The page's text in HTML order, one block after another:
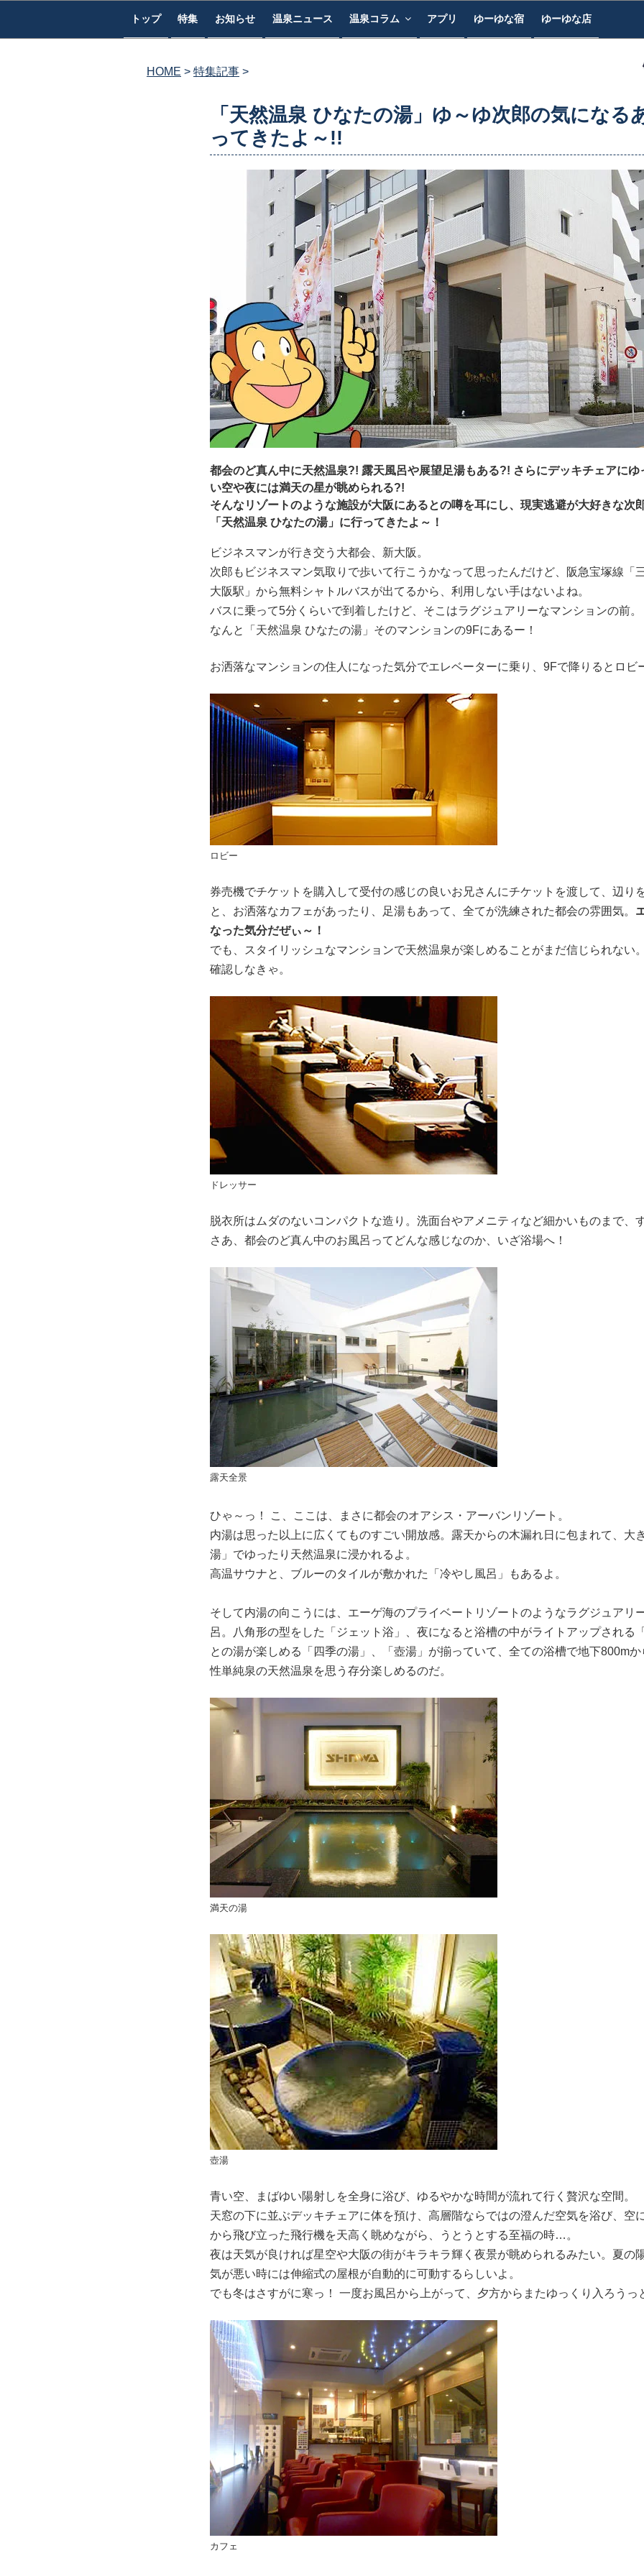
トップ 特集 お知らせ 温泉ニュース 温泉コラム アプリ ゆーゆな宿 ゆーゆな店
HOME 特集記事
「天然温泉 ひなたの湯」ゆ～ゆ次郎の気になる
ってきたよ～!!
都会のど真ん中に天然温泉?! 露天風呂や展望足湯もある?! さらにデッキチェアにゆ
い空や夜には満天の星が眺められる?!
そんなリゾートのような施設が大阪にあるとの噂を耳にし、現実逃避が大好きな次
「天然温泉 ひなたの湯」に行ってきたよ～！
ビジネスマンが行き交う大都会、新大阪。
次郎もビジネスマン気取りで歩いて行こうかなって思ったんだけど、阪急宝塚線「
大阪駅」から無料シャトルバスが出てるから、利用しない手はないよね。
バスに乗って5分くらいで到着したけど、そこはラグジュアリーなマンションの前。
なんと「天然温泉 ひなたの湯」そのマンションの9Fにあるー！
お洒落なマンションの住人になった気分でエレベーターに乗り、9Fで降りるとロビ
ロビー
券売機でチケットを購入して受付の感じの良いお兄さんにチケットを渡して、辺り
と、お洒落なカフェがあったり、足湯もあって、全てが洗練された都会の雰囲気。
なった気分だぜぃ～！
でも、スタイリッシュなマンションで天然温泉が楽しめることがまだ信じられない
確認しなきゃ。
ドレッサー
脱衣所はムダのないコンパクトな造り。洗面台やアメニティなど細かいものまで、
さあ、都会のど真ん中のお風呂ってどんな感じなのか、いざ浴場へ！
露天全景
ひゃ～っ！ こ、ここは、まさに都会のオアシス・アーバンリゾート。
内湯は思った以上に広くてものすごい開放感。露天からの木漏れ日に包まれて、大
湯」でゆったり天然温泉に浸かれるよ。
高温サウナと、ブルーのタイルが敷かれた「冷やし風呂」もあるよ。
そして内湯の向こうには、エーゲ海のプライベートリゾートのようなラグジュアリ
呂。八角形の型をした「ジェット浴」、夜になると浴槽の中がライトアップされる
との湯が楽しめる「四季の湯」、「壺湯」が揃っていて、全ての浴槽で地下800mか
性単純泉の天然温泉を思う存分楽しめるのだ。
満天の湯
壺湯
青い空、まばゆい陽射しを全身に浴び、ゆるやかな時間が流れて行く贅沢な空間。
天窓の下に並ぶデッキチェアに体を預け、高層階ならではの澄んだ空気を浴び、空
から飛び立った飛行機を天高く眺めながら、うとうとする至福の時…。
夜は天気が良ければ星空や大阪の街がキラキラ輝く夜景が眺められるみたい。夏の
気が悪い時には伸縮式の屋根が自動的に可動するらしいよ。
でも冬はさすがに寒っ！ 一度お風呂から上がって、夕方からまたゆっくり入ろうっ
カフェ